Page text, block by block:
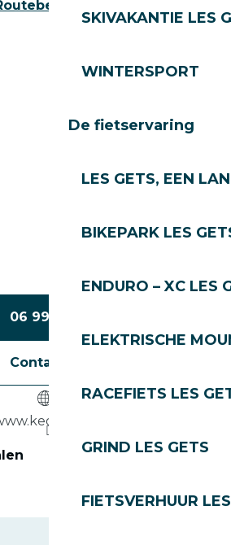
SKIVAKANTIE LES
WINTERSPORT
De fietservaring
LES GETS, EEN
BIKEPARK LES
ENDURO – XC LES
ELEKTRISCHE
RACEFIETS LES
GRIND LES GETS
FIETSVERHUUR
06 99 75 66
Contacteer ons